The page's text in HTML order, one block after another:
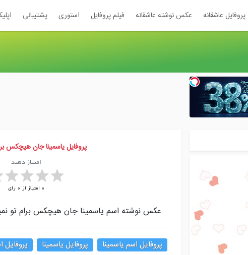
پروفایل عاشقانه عکس نوشته عاشقانه فیلم پروفایل استوری پشتیبانی
پروفایل یاسمینا جان هیچکس
امتیاز دهید
0 امتیاز از 0 رای
عکس نوشته اسم یاسمینا جان هیچکس برام تو
پروفایل اسم یاسمینا پروفایل یاسمینا
پروفایل